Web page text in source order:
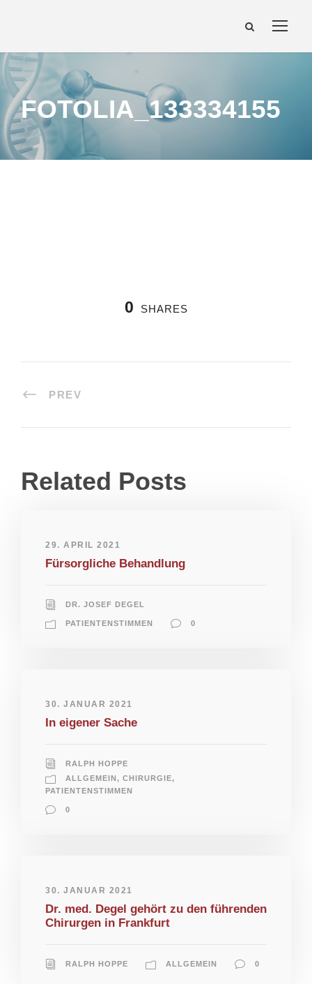
FOTOLIA_133334155
0 SHARES
PREV
Related Posts
29. APRIL 2021
Fürsorgliche Behandlung
DR. JOSEF DEGEL
PATIENTENSTIMMEN 0
30. JANUAR 2021
In eigener Sache
RALPH HOPPE
ALLGEMEIN , CHIRURGIE,
PATIENTENSTIMMEN
0
30. JANUAR 2021
Dr. med. Degel gehört zu den führenden
Chirurgen in Frankfurt
RALPH HOPPE ALLGEMEIN 0